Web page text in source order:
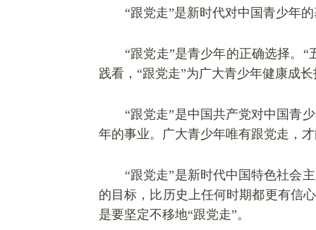
“跟党走”是新时代对中国青少年
“跟党走”是青少年的正确选择。“
践看，“跟党走”为广大青少年健康成
“跟党走”是中国共产党对中国青
年的事业。广大青少年唯有跟党走，
“跟党走”是新时代中国特色社会
的目标，比历史上任何时期都更有信
是要坚定不移地“跟党走”。